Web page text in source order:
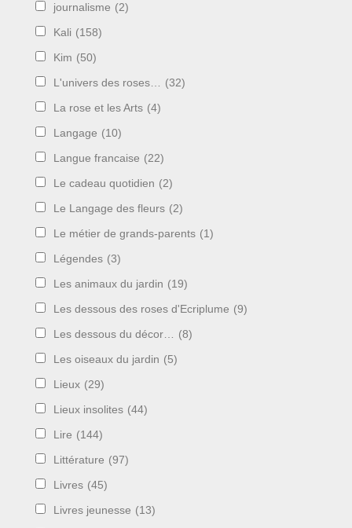
journalisme (2)
Kali (158)
Kim (50)
L'univers des roses… (32)
La rose et les Arts (4)
Langage (10)
Langue francaise (22)
Le cadeau quotidien (2)
Le Langage des fleurs (2)
Le métier de grands-parents (1)
Légendes (3)
Les animaux du jardin (19)
Les dessous des roses d'Ecriplume (9)
Les dessous du décor… (8)
Les oiseaux du jardin (5)
Lieux (29)
Lieux insolites (44)
Lire (144)
Littérature (97)
Livres (45)
Livres jeunesse (13)